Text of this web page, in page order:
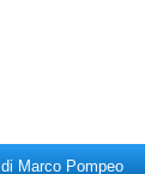
di Marco Pompeo